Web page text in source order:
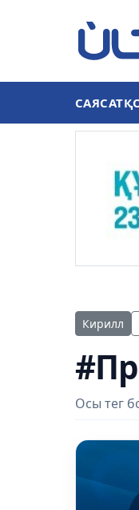
САЯСАТ
Кирилл
Осы тег